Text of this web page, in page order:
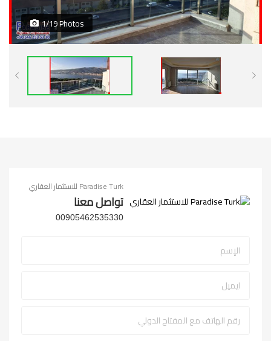
1/19 Photos
Paradise Turk للاستثمار العقاري
تواصل معنا
00905462535330